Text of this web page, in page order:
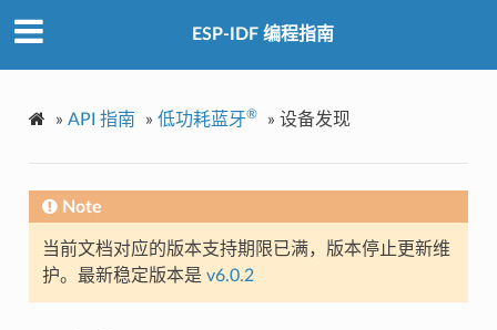
ESP-IDF 编程指南
» API 指南 » 低功耗蓝牙® » 设备发现
Note
当前文档对应的版本支持期限已满，版本停止更新维
护。最新稳定版本是 v6.0.2